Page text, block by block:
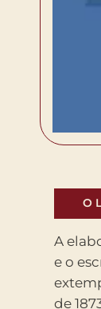
O
A
e o
de
modo
no
faz